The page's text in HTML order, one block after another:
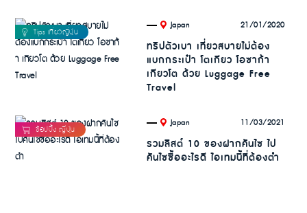
. Japan 21/01/2020
ทริปตัวเบา เที่ยวสบายไม่ต้อง
แบกกระเป๋า โตเกียว โอซาก้า
เกียวโต ด้วย Luggage Free
Travel
. Japan 11/03/2021
รวมลิสต์ 10 ของฝากคันไซ ไป
คันไซซื้ออะไรดี ไอเทมนี้ที่ต้องตำ